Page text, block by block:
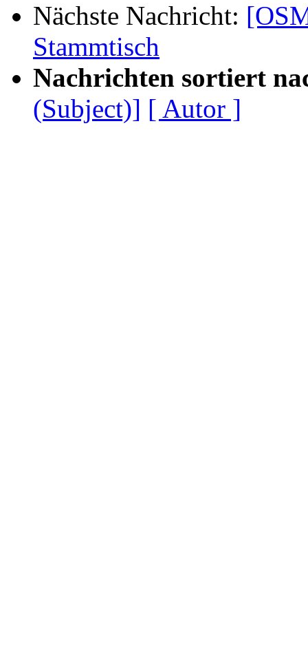
Nächste Nachricht:
Stammtisch
Nachrichten sortiert
(Subject)] [ Autor ]